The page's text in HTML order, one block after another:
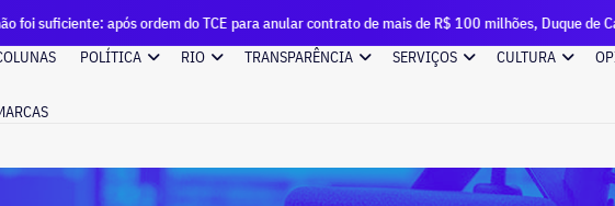
ordem do TCE para anular contrato de mais de R$ 100 milhões, Duque de Caxias renova
POLÍTICA RIO TRANSPARÊNCIA SERVIÇOS CULTURA